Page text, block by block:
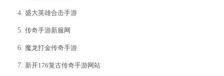
盛大英雄合击手游
传奇手游新服网
魔龙打金传奇手游
新开176复古传奇手游网站